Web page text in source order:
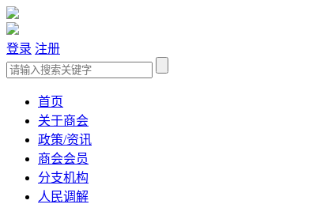
登录 注册
首页
关于商会
政策/资讯
商会会员
分支机构
人民调解